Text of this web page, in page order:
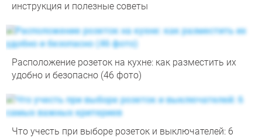
инструкция и полезные советы
Расположение розеток на кухне: как разместить их
удобно и безопасно (46 фото)
Что учесть при выборе розеток и выключателей: 6